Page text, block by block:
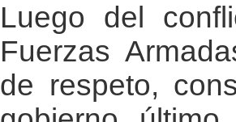
Luego del
Fuerzas
de respeto,